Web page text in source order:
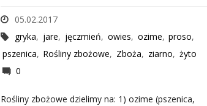
05.02.2017
gryka, jare, jęczmień, owies, ozime, proso,
pszenica, Rośliny zbożowe, Zboża, ziarno, żyto
0
Rośliny zbożowe dzielimy na: 1) ozime (pszenica,